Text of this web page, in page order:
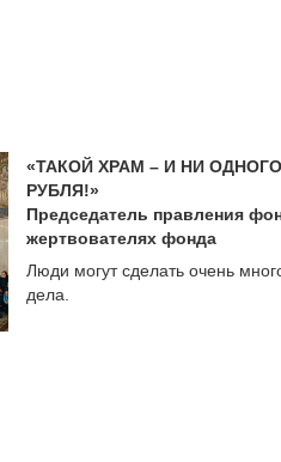
«ТАКОЙ ХРАМ – И НИ
РУБЛЯ!»
Председатель правления
жертвователях фонда
Люди могут сделать очень
дела.